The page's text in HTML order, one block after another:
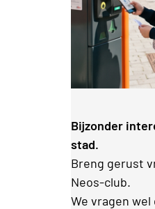
Bijzonder
stad.
Breng gerust
Neos-club.
We vragen